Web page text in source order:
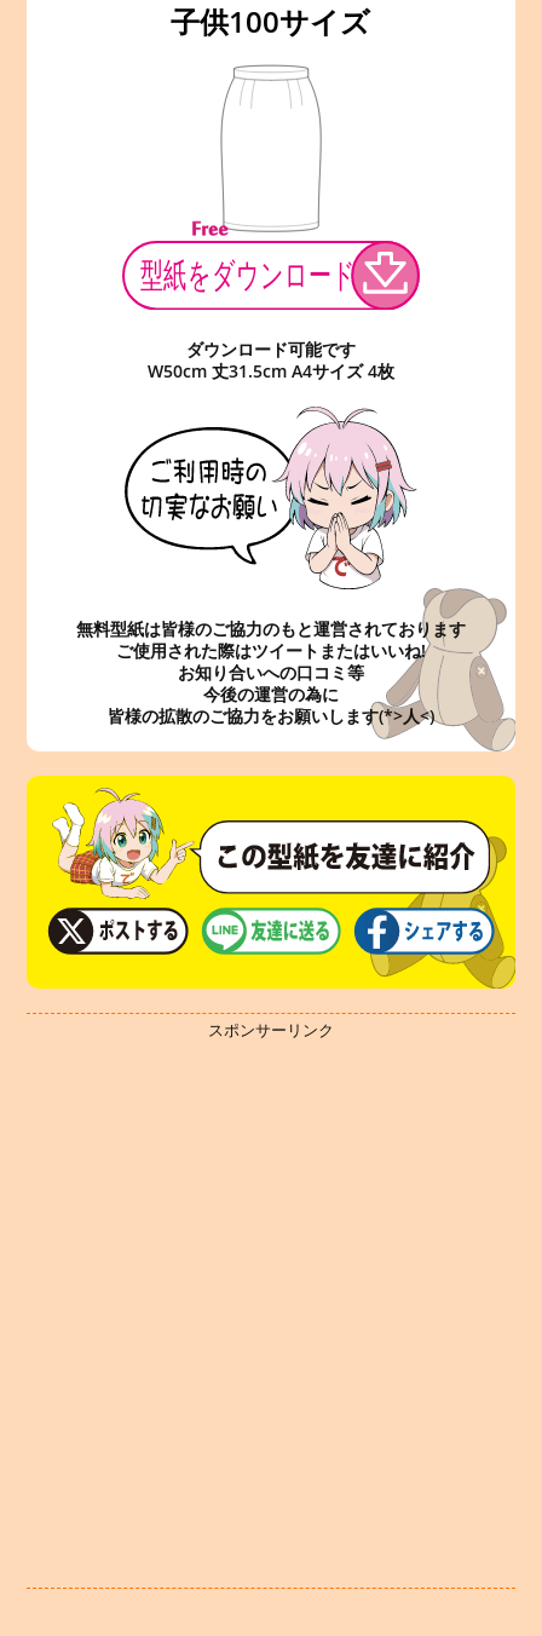
子供100サイズ
ダウンロード可能です
W50cm 丈31.5cm A4サイズ 4枚
無料型紙は皆様のご協力のもと運営されております
ご使用された際はツイートまたはいいね!
お知り合いへの口コミ等
今後の運営の為に
皆様の拡散のご協力をお願いします(*>人<)
スポンサーリンク